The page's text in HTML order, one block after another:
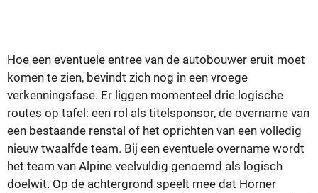
Hoe een eventuele entree van de autobouwer eruit moet
komen te zien, bevindt zich nog in een vroege
verkenningsfase. Er liggen momenteel drie logische
routes op tafel: een rol als titelsponsor, de overname van
een bestaande renstal of het oprichten van een volledig
nieuw twaalfde team. Bij een eventuele overname wordt
het team van Alpine veelvuldig genoemd als logisch
doelwit. Op de achtergrond speelt mee dat Horner